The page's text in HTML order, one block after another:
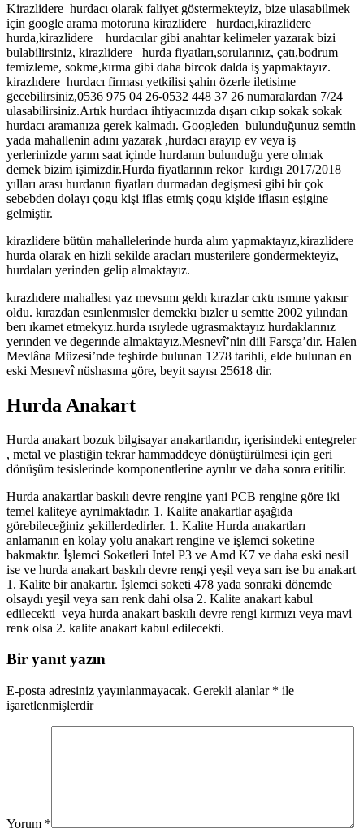
Kirazlidere hurdacı olarak faliyet göstermekteyiz, bize ulasabilmek
için google arama motoruna kirazlidere hurdacı,kirazlidere
hurda,kirazlidere hurdacılar gibi anahtar kelimeler yazarak bizi
bulabilirsiniz, kirazlidere hurda fiyatları,sorularınız, çatı,bodrum
temizleme, sokme,kırma gibi daha bircok dalda iş yapmaktayız.
kirazlıdere hurdacı firması yetkilisi şahin özerle iletisime
gecebilirsiniz,0536 975 04 26-0532 448 37 26 numaralardan 7/24
ulasabilirsiniz.Artık hurdacı ihtiyacınızda dışarı cıkıp sokak sokak
hurdacı aramanıza gerek kalmadı. Googleden bulunduğunuz semtin
yada mahallenin adını yazarak ,hurdacı arayıp ev veya iş
yerlerinizde yarım saat içinde hurdanın bulunduğu yere olmak
demek bizim işimizdir.Hurda fiyatlarının rekor kırdıgı 2017/2018
yılları arası hurdanın fiyatları durmadan degişmesi gibi bir çok
sebebden dolayı çogu kişi iflas etmiş çogu kişide iflasın eşigine
gelmiştir.
kirazlidere bütün mahallelerinde hurda alım yapmaktayız,kirazlidere
hurda olarak en hizli sekilde aracları musterilere gondermekteyiz,
hurdaları yerinden gelip almaktayız.
kırazlıdere mahallesı yaz mevsımı geldı kırazlar cıktı ısmıne yakısır
oldu. kırazdan esınlenmısler demekkı bızler u semtte 2002 yılından
berı ıkamet etmekyız.hurda ısıylede ugrasmaktayız hurdaklarınız
yerınden ve degerınde almaktayız.Mesnevî’nin dili Farsça’dır. Halen
Mevlâna Müzesi’nde teşhirde bulunan 1278 tarihli, elde bulunan en
eski Mesnevî nüshasına göre, beyit sayısı 25618 dir.
Hurda Anakart
Hurda anakart bozuk bilgisayar anakartlarıdır, içerisindeki entegreler
, metal ve plastiğin tekrar hammaddeye dönüştürülmesi için geri
dönüşüm tesislerinde komponentlerine ayrılır ve daha sonra eritilir.
Hurda anakartlar baskılı devre rengine yani PCB rengine göre iki
temel kaliteye ayrılmaktadır. 1. Kalite anakartlar aşağıda
görebileceğiniz şekillerdedirler. 1. Kalite Hurda anakartları
anlamanın en kolay yolu anakart rengine ve işlemci soketine
bakmaktır. İşlemci Soketleri Intel P3 ve Amd K7 ve daha eski nesil
ise ve hurda anakart baskılı devre rengi yeşil veya sarı ise bu anakart
1. Kalite bir anakartır. İşlemci soketi 478 yada sonraki dönemde
olsaydı yeşil veya sarı renk dahi olsa 2. Kalite anakart kabul
edilecekti veya hurda anakart baskılı devre rengi kırmızı veya mavi
renk olsa 2. kalite anakart kabul edilecekti.
Bir yanıt yazın
E-posta adresiniz yayınlanmayacak. Gerekli alanlar * ile
işaretlenmişlerdir
Yorum *